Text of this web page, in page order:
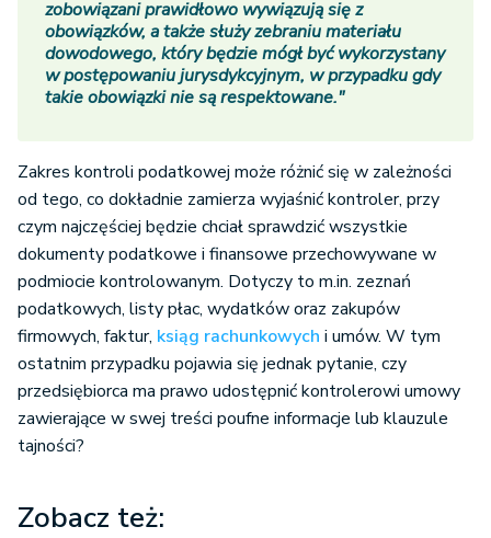
zobowiązani prawidłowo wywiązują się z
obowiązków, a także służy zebraniu materiału
dowodowego, który będzie mógł być wykorzystany
w postępowaniu jurysdykcyjnym, w przypadku gdy
takie obowiązki nie są respektowane."
Zakres kontroli podatkowej może różnić się w zależności
od tego, co dokładnie zamierza wyjaśnić kontroler, przy
czym najczęściej będzie chciał sprawdzić wszystkie
dokumenty podatkowe i finansowe przechowywane w
podmiocie kontrolowanym. Dotyczy to m.in. zeznań
podatkowych, listy płac, wydatków oraz zakupów
firmowych, faktur, ksiąg rachunkowych i umów. W tym
ostatnim przypadku pojawia się jednak pytanie, czy
przedsiębiorca ma prawo udostępnić kontrolerowi umowy
zawierające w swej treści poufne informacje lub klauzule
tajności?
Zobacz też: